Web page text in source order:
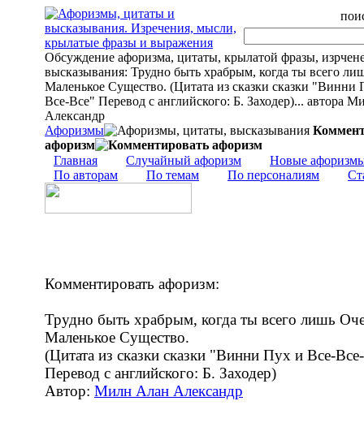
Обсуждение афоризма, цитаты, крылатой фразы,
высказывания: Трудно быть храбрым, когда ты всего
Маленькое Существо. (Цитата из сказки сказки "Винни
Все-Все" Перевод с английского: Б. Заходер)... автора
Александр
Афоризмы
афоризм
Главная
Случайный афоризм
Новые
По авторам
По темам По персоналиям
Комментировать афоризм:
Трудно быть храбрым, когда ты всего лишь
Маленькое Существо.
(Цитата из сказки сказки "Винни Пух и Все-
Перевод с английского: Б. Заходер)
Автор: Милн Алан Александр